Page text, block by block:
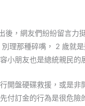
後，網友們紛紛留言力
理那種碎嘴， 2 歲就
小朋友也是總統親民的
開盤硬碟救援，或是
付訂金的行為是很危